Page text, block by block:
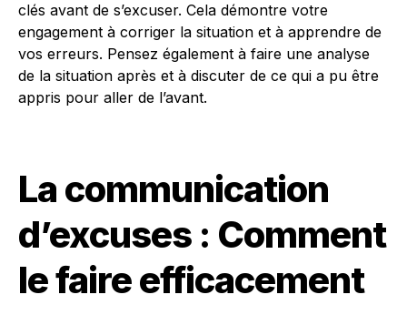
clés avant de s’excuser. Cela démontre votre
engagement à corriger la situation et à apprendre de
vos erreurs. Pensez également à faire une analyse
de la situation après et à discuter de ce qui a pu être
appris pour aller de l’avant.
La communication
d’excuses : Comment
le faire efficacement